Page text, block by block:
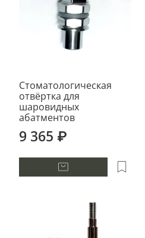
Стоматологическая
отвёртка для
шаровидных
абатментов
9 365 ₽